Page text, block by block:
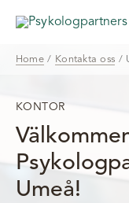
Anlita oss
Våra kunder
Lär dig mer
Om oss
Home Kontakta oss
KONTOR
Umeå!